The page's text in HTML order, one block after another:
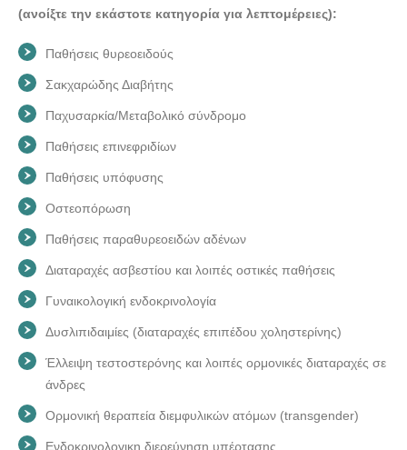
(ανοίξτε την εκάστοτε κατηγορία για λεπτομέρειες):
Παθήσεις θυρεοειδούς
Σακχαρώδης Διαβήτης
Παχυσαρκία/Μεταβολικό σύνδρομο
Παθήσεις επινεφριδίων
Παθήσεις υπόφυσης
Οστεοπόρωση
Παθήσεις παραθυρεοειδών αδένων
Διαταραχές ασβεστίου και λοιπές οστικές παθήσεις
Γυναικολογική ενδοκρινολογία
Δυσλιπιδαιμίες (διαταραχές επιπέδου χοληστερίνης)
Έλλειψη τεστοστερόνης και λοιπές ορμονικές διαταραχές σε
άνδρες
Ορμονική θεραπεία διεμφυλικών ατόμων (transgender)
Ενδοκρινολογικη διερεύνηση υπέρτασης